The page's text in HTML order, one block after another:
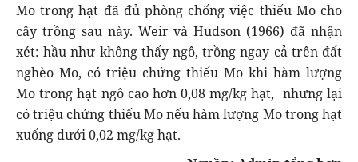
Mo trong hạt đã đủ phòng chống việc thiếu Mo cho
cây trồng sau này. Weir và Hudson (1966) đã nhận
xét: hầu như không thấy ngô, trồng ngay cả trên đất
nghèo Mo, có triệu chứng thiếu Mo khi hàm lượng
Mo trong hạt ngô cao hơn 0,08 mg/kg hạt, nhưng lại
có triệu chứng thiếu Mo nếu hàm lượng Mo trong hạt
xuống dưới 0,02 mg/kg hạt.